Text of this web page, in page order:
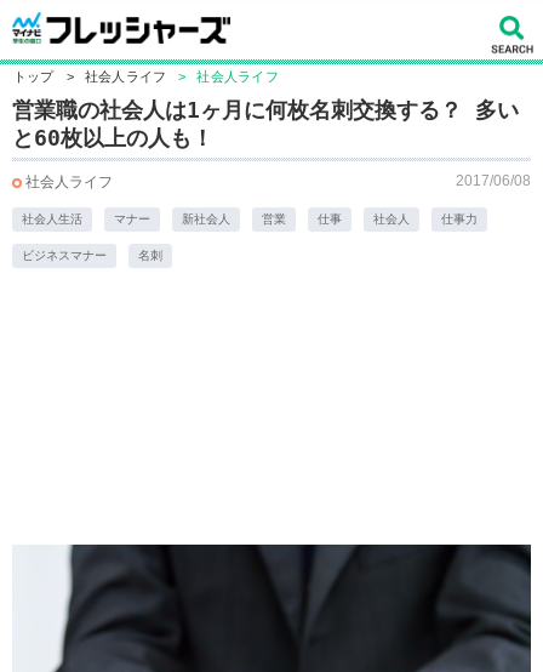
トップ > 社会人ライフ > 社会人ライフ
営業職の社会人は1ヶ月に何枚名刺交換する？ 多い
と60枚以上の人も！
社会人ライフ 2017/06/08
社会人生活 マナー 新社会人 営業 仕事 社会人 仕事力
ビジネスマナー 名刺